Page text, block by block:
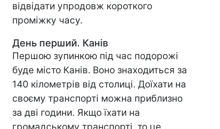
відвідати упродовж короткого
проміжку часу.
День перший. Канів
Першою зупинкою під час подорожі
буде місто Канів. Воно знаходиться за
140 кілометрів від столиці. Доїхати на
своєму транспорті можна приблизно
за дві години. Якщо їхати на